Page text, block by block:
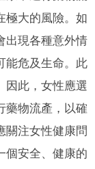
極大的風險。如
出現各種意外情
能危及生命。此
因此，女性應選
藥物流產，以確
關注女性健康問
個安全、健康的